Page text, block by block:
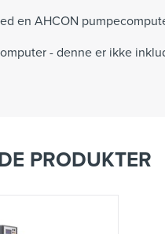
en AHCON
- denne er ikke
PRODUKTER